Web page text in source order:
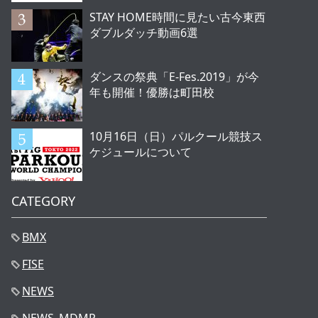
STAY HOME時間に見たい古今東西
ダブルダッチ動画6選
ダンスの祭典「E-Fes.2019」が今
年も開催！優勝は町田校
10月16日（日）パルクール競技ス
ケジュールについて
CATEGORY
BMX
FISE
NEWS